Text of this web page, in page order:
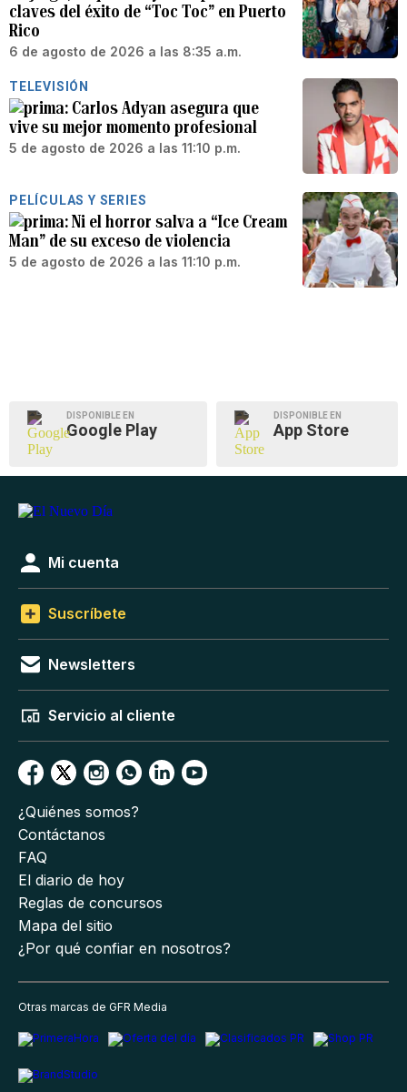
claves del éxito de “Toc Toc” en Puerto
Rico
6 de agosto de 2026 a las 8:35 a.m.
TELEVISIÓN
Carlos Adyan asegura que
vive su mejor momento profesional
5 de agosto de 2026 a las 11:10 p.m.
PELÍCULAS Y SERIES
Ni el horror salva a “Ice Cream
Man” de su exceso de violencia
5 de agosto de 2026 a las 11:10 p.m.
DISPONIBLE EN
Google Play
DISPONIBLE EN
App Store
Mi cuenta
Suscríbete
Newsletters
Servicio al cliente
¿Quiénes somos?
Contáctanos
FAQ
El diario de hoy
Reglas de concursos
Mapa del sitio
¿Por qué confiar en nosotros?
Otras marcas de GFR Media